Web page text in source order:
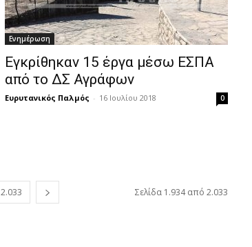
Ενημέρωση
Εγκρίθηκαν 15 έργα μέσω ΕΣΠΑ
από το ΔΣ Αγράφων
Ευρυτανικός Παλμός - 16 Ιουλίου 2018 0
2.033 Σελίδα 1.934 από 2.033